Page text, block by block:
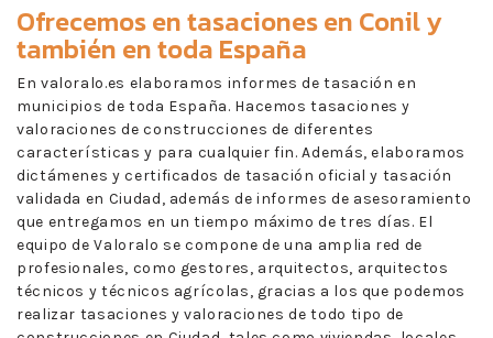
Ofrecemos entasaciones en Conily
también en toda España
En valoralo.es elaboramos informes de tasación en
municipios de toda España. Hacemos tasaciones y
valoraciones de construcciones de diferentes
características y para cualquier fin. Además, elaboramos
dictámenes y certificados de tasación oficial y tasación
validada en Ciudad, además de informes de asesoramiento
que entregamos en un tiempo máximo de tres días. El
equipo de Valoralo se compone de una amplia red de
profesionales, como gestores, arquitectos, arquitectos
técnicos y técnicos agrícolas, gracias a los que podemos
realizar tasaciones y valoraciones de todo tipo de